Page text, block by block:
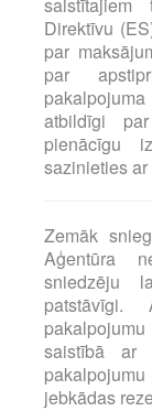
Direktīvu
par
par
atbildīgi
pienācīgu
sazinieties
Zemāk
Aģentūra
sniedzēju
saistībā ar
jebkādas